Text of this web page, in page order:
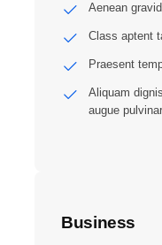
Aenean
Class aptent
Praesent
Aliquam
augue pulvinar
Business